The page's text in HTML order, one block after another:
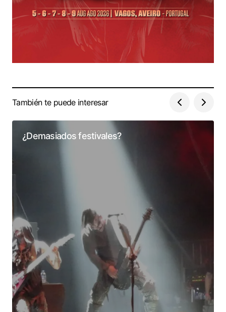
También te puede interesar
¿Demasiados festivales?